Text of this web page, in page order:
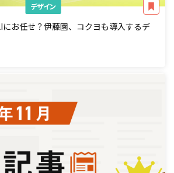
デザイン
お任せ？伊藤園、コクヨも導入するデ